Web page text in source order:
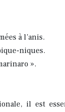
à l’anis.
niques.
».
il est